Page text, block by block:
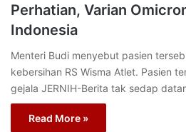
Perhatian, Varian
Indonesia
Menteri Budi menyebut pasien
kebersihan RS Wisma Atlet. Pasien
gejala JERNIH-Berita tak sedap
Read More »